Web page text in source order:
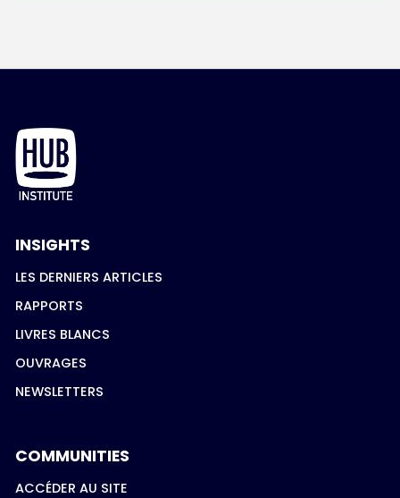
INSIGHTS
LES DERNIERS ARTICLES
RAPPORTS
LIVRES BLANCS
OUVRAGES
NEWSLETTERS
COMMUNITIES
ACCÉDER AU SITE